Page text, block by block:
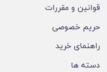
قوانین و مقررات
حریم خصوصی
راهنمای خرید
دسته ها